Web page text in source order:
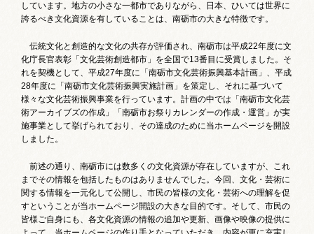
しています。地方の小さな一都市でありながら、日本、ひいては世界に
誇るべき文化資源を有していることは、南砺市の大きな特徴です。
伝統文化と創造的な文化の共存が評価され、南砺市は平成22年度に文
化庁長官表彰「文化芸術創造都市」を全国で13番目に受賞しました。そ
れを契機として、平成27年度に「南砺市文化芸術振興基本計画」、平成
28年度に「南砺市文化芸術振興実施計画」を策定し、それに基づいて
様々な文化芸術振興事業を行っています。計画の中では「南砺市文化芸
術アーカイブズの作成」「南砺市お祭りカレンダーの作成・運営」が実
施事業として挙げられており、その達成のために当ホームページを開設
しました。
前述の通り、南砺市には数多くの文化資源が存在していますが、これ
までその情報を包括したものはありませんでした。今回、文化・芸術に
関する情報を一元化して公開し、市民の皆様の文化・芸術への理解を促
すということが当ホームページ開設の大きな目的です。そして、市民の
皆様ご自身にも、各文化資源の情報の追加や更新、画像や映像の提供に